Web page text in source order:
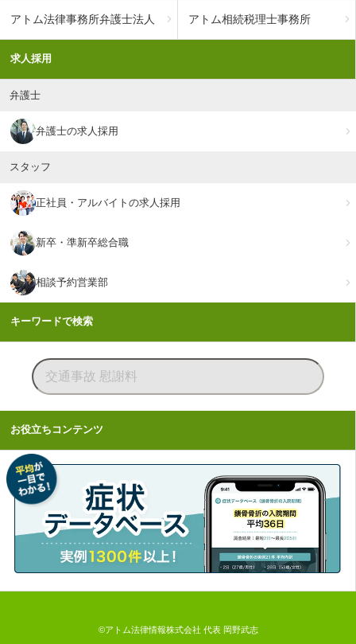
アトム法律事務所弁護士法人 アトム相続税理士事務所
求人採用
弁護士
弁護士の求人採用
スタッフ
正社員・アルバイトの求人採用
新卒・準新卒総合職
相談予約営業部
キーワードで検索
お役立ちコンテンツ
©アトム法律情報株式会社 代表 岡野武志